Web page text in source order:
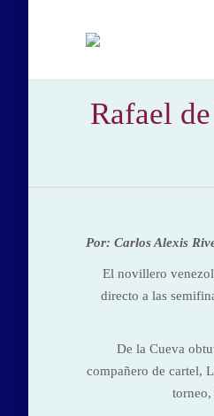
Rafael
Por: Carlos Alexis
El novillero
directo a las
De la Cueva
compañero de cartel,
torneo,